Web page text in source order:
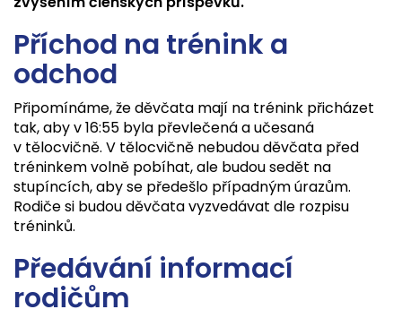
Příchod na trénink a
odchod
Připomínáme, že děvčata mají na trénink přicházet
tak, aby v 16:55 byla převlečená a učesaná
v tělocvičně. V tělocvičně nebudou děvčata před
tréninkem volně pobíhat, ale budou sedět na
stupíncích, aby se předešlo případným úrazům.
Rodiče si budou děvčata vyzvedávat dle rozpisu
tréninků.
Předávání informací
rodičům